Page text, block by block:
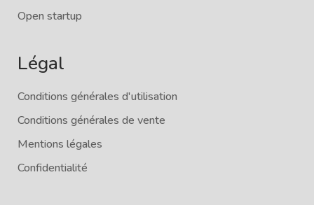
Open startup
Légal
Conditions générales d'utilisation
Conditions générales de vente
Mentions légales
Confidentialité